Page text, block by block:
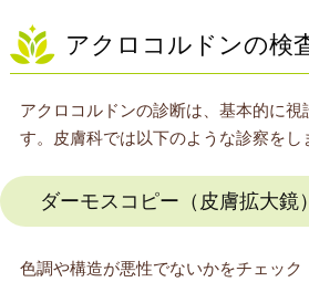
アクロコルドンの検
アクロコルドンの診断は、基本的に視
す。皮膚科では以下のような診察をし
ダーモスコピー（皮膚拡大鏡
色調や構造が悪性でないかをチェック